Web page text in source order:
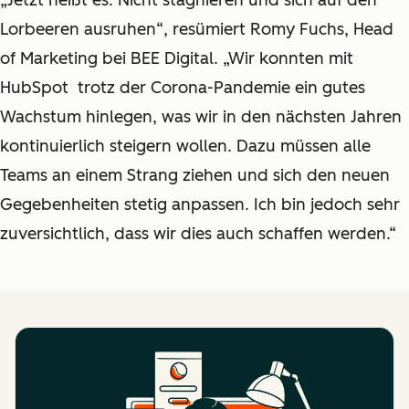
Lorbeeren ausruhen“, resümiert Romy Fuchs, Head
of Marketing bei BEE Digital. „Wir konnten mit
HubSpot trotz der Corona-Pandemie ein gutes
Wachstum hinlegen, was wir in den nächsten Jahren
kontinuierlich steigern wollen. Dazu müssen alle
Teams an einem Strang ziehen und sich den neuen
Gegebenheiten stetig anpassen. Ich bin jedoch sehr
zuversichtlich, dass wir dies auch schaffen werden.“